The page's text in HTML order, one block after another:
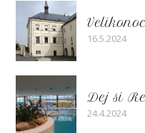
16.5.2024
Dej si
24.4.2024